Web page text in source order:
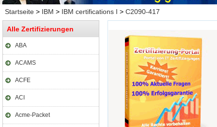
Startseite > IBM > IBM certifications I > C2090-417
Alle Zertifizierungen
ABA
ACAMS
ACFE
ACI
Acme-Packet